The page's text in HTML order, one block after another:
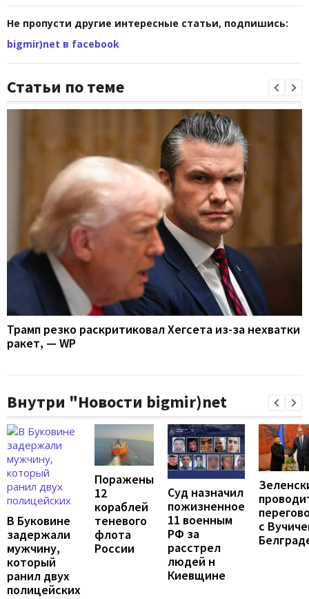
Не пропусти другие интересные статьи, подпишись:
bigmir)net в facebook
Статьи по теме
Трамп резко раскритиковал Хегсета из-за нехватки
ракет, — WP
Внутри "Новости bigmir)net
В Буковине
задержали
мужчину,
который
ранил двух
полицейских
Поражены
12
кораблей
теневого
флота
России
Суд назначил
пожизненное
11 военным
РФ за
расстрел
людей н
Киевщине
с